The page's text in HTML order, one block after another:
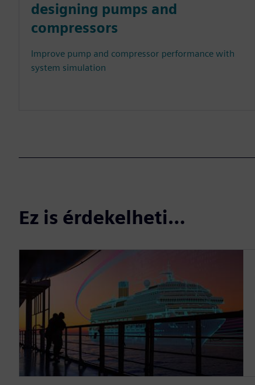
designing pumps and
compressors
Improve pump and compressor performance with
system simulation
Ez is érdekelheti...